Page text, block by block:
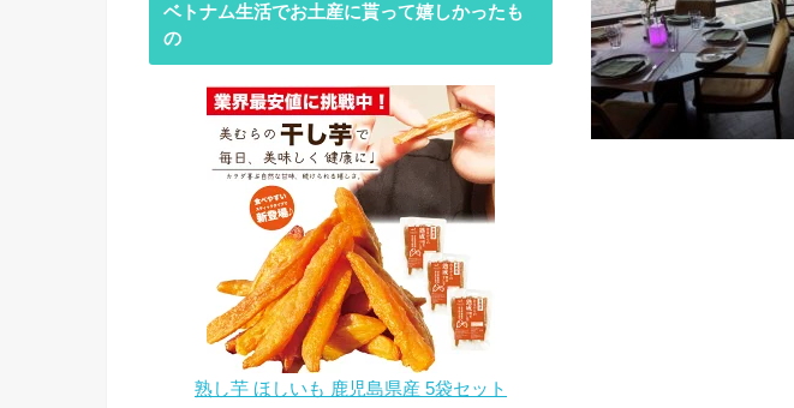
ベトナム生活でお土産に貰って嬉しかったも
の
熟し芋 ほしいも 鹿児島県産 5袋セット